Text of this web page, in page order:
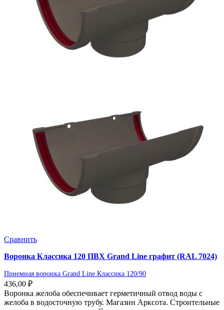
Сравнить
Воронка Классика 120 ПВХ Grand Line графит (RAL 7024)
Приемная воронка Grand Line Классика 120/90
436,00 ₽
Воронка желоба обеспечивает герметичный отвод воды с
желоба в водосточную трубу. Магазин Арксота. Строительные